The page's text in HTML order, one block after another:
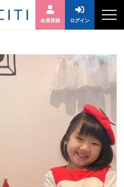
会員登録 ログイン